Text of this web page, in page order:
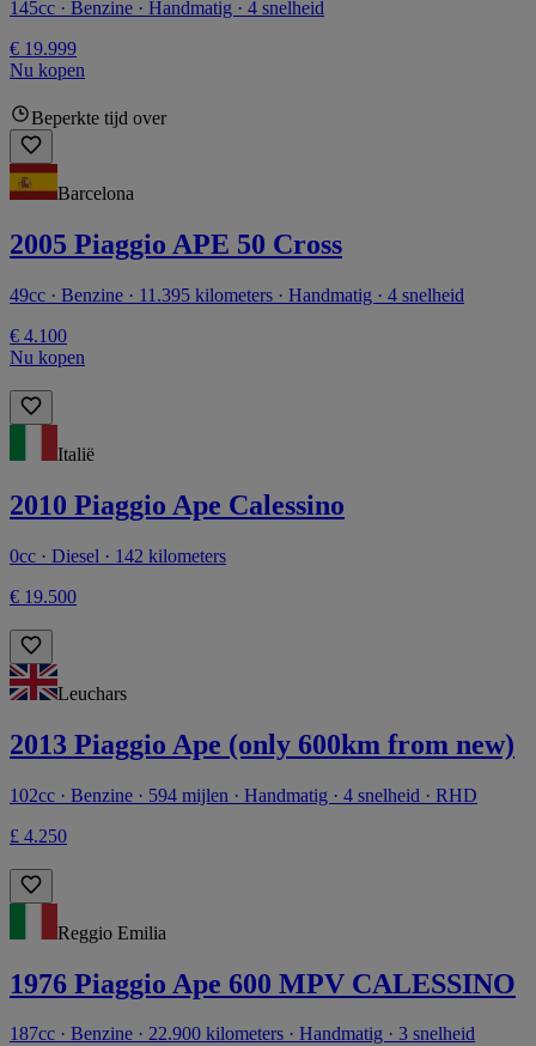
145cc · Benzine · Handmatig · 4 snelheid
€ 19.999
Nu kopen
Beperkte tijd over
Barcelona
2005 Piaggio APE 50 Cross
49cc · Benzine · 11.395 kilometers · Handmatig · 4 snelheid
€ 4.100
Nu kopen
Italië
2010 Piaggio Ape Calessino
0cc · Diesel · 142 kilometers
€ 19.500
Leuchars
2013 Piaggio Ape (only 600km from new)
102cc · Benzine · 594 mijlen · Handmatig · 4 snelheid · RHD
£ 4.250
Reggio Emilia
1976 Piaggio Ape 600 MPV CALESSINO
187cc · Benzine · 22.900 kilometers · Handmatig · 3 snelheid